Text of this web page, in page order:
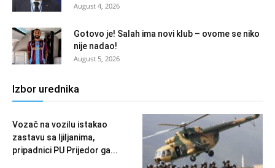
August 4, 2026
Gotovo je! Salah ima novi klub – ovome se niko
nije nadao!
August 5, 2026
Izbor urednika
Vozač na vozilu istakao
zastavu sa ljiljanima,
pripadnici PU Prijedor ga...